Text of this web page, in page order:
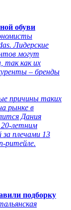
обуви
Лидерские
могут
так как их
– бренды
причины таких
рынке в
Дания
20-летним
плечами 13
ритейле.
подборку